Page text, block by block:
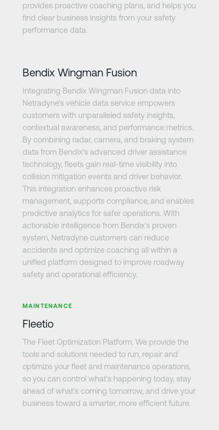
provides proactive coaching plans, and helps you
find clear business insights from your safety
performance data.
Bendix Wingman Fusion
Integrating Bendix Wingman Fusion data into
Netradyne's vehicle data service empowers
customers with unparalleled safety insights,
contextual awareness, and performance metrics.
By combining radar, camera, and braking system
data from Bendix's advanced driver assistance
technology, fleets gain real-time visibility into
collision mitigation events and driver behavior.
This integration enhances proactive risk
management, supports compliance, and enables
predictive analytics for safer operations. With
actionable intelligence from Bendix's proven
system, Netradyne customers can reduce
accidents and optimize coaching all within a
unified platform designed to improve roadway
safety and operational efficiency.
MAINTENANCE
Fleetio
The Fleet Optimization Platform. We provide the
tools and solutions needed to run, repair and
optimize your fleet and maintenance operations,
so you can control what's happening today, stay
ahead of what's coming tomorrow, and drive your
business toward a smarter, more efficient future.